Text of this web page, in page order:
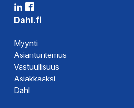
Dahl.fi
Myynti
Asiantuntemus
Vastuullisuus
Asiakkaaksi
Dahl